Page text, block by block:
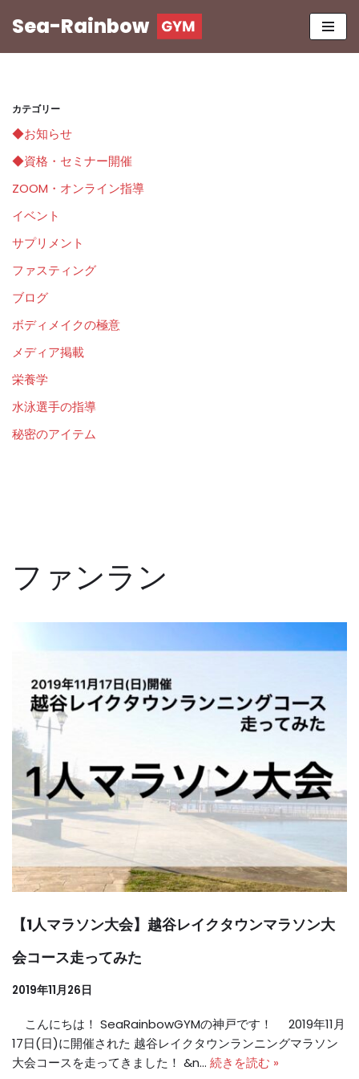
へ
ス
ッ
プ
Sea-Rainbow
カテゴリー
◆お知らせ
◆資格・セミナー開催
ZOOM・オンライン指導
イベント
サプリメント
ファスティング
ブログ
ボディメイクの極意
メディア掲載
栄養学
水泳選手の指導
秘密のアイテム
ファンラン
【1人マラソン大会】越谷レイクタウンマラソン大
会コース走ってみた
2019年11月26日
こんにちは！ SeaRainbowGYMの神戸です！ 2019年11月
17日(日)に開催された 越谷レイクタウンランニングマラソン
大会コースを走ってきました！ &n… 続きを読む »